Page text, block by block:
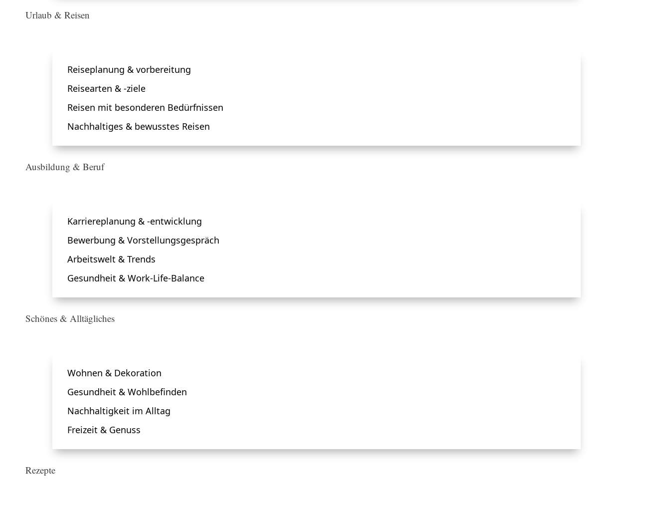
Urlaub & Reisen
Reiseplanung & vorbereitung
Reisearten & -ziele
Reisen mit besonderen Bedürfnissen
Nachhaltiges & bewusstes Reisen
Ausbildung & Beruf
Karriereplanung & -entwicklung
Bewerbung & Vorstellungsgespräch
Arbeitswelt & Trends
Gesundheit & Work-Life-Balance
Schönes & Alltägliches
Wohnen & Dekoration
Gesundheit & Wohlbefinden
Nachhaltigkeit im Alltag
Freizeit & Genuss
Rezepte